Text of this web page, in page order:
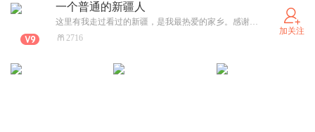
一个普通的新疆人
这里有我走过看过的新疆，是我最热爱的家乡。感谢您的订阅，非常感谢，您喜欢这片炽热的土地。 业余主播，新疆旅游旺季来了，忙得不可开交，实在抱歉，不能及时更新，对不起对不起对不起
2716
加关注